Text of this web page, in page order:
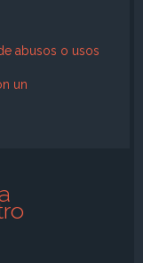
abusos o usos
un